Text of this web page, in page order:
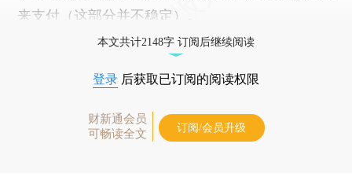
来支付（这部分并不稳定）。
本文共计2148字 订阅后继续阅读
登录 后获取已订阅的阅读权限
财新通会员
可畅读全文
订阅/会员升级